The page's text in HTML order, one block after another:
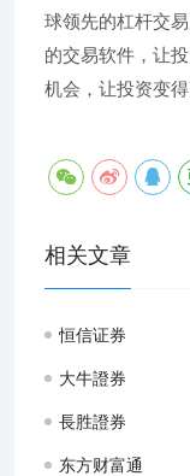
球领先的杠杆交
的交易软件，让
机会，让投资变
相关文章
恒信证券
大牛證券
長胜證券
东方财富通